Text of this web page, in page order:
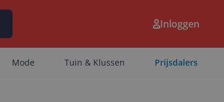
Inloggen
Mode Tuin & Klussen Prijsdalers